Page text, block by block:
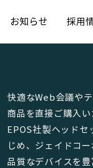
お知らせ 採用
快適なWeb会議や
商品を直接ご購入
EPOS社製ヘッドセ
じめ、ジェイドコ
品質なデバイスを豊